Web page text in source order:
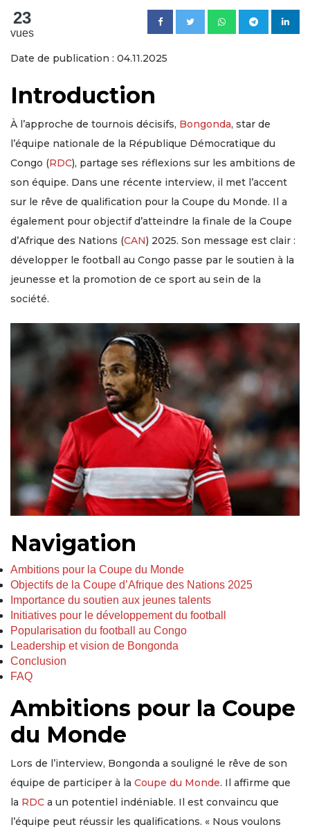
23
vues
Date de publication : 04.11.2025
Introduction
À l’approche de tournois décisifs, Bongonda, star de
l’équipe nationale de la République Démocratique du
Congo (RDC), partage ses réflexions sur les ambitions de
son équipe. Dans une récente interview, il met l’accent
sur le rêve de qualification pour la Coupe du Monde. Il a
également pour objectif d’atteindre la finale de la Coupe
d’Afrique des Nations (CAN) 2025. Son message est clair :
développer le football au Congo passe par le soutien à la
jeunesse et la promotion de ce sport au sein de la
société.
Navigation
Ambitions pour la Coupe du Monde
Objectifs de la Coupe d’Afrique des Nations 2025
Importance du soutien aux jeunes talents
Initiatives pour le développement du football
Popularisation du football au Congo
Leadership et vision de Bongonda
Conclusion
FAQ
Ambitions pour la Coupe
du Monde
Lors de l’interview, Bongonda a souligné le rêve de son
équipe de participer à la Coupe du Monde. Il affirme que
la RDC a un potentiel indéniable. Il est convaincu que
l’équipe peut réussir les qualifications. « Nous voulons